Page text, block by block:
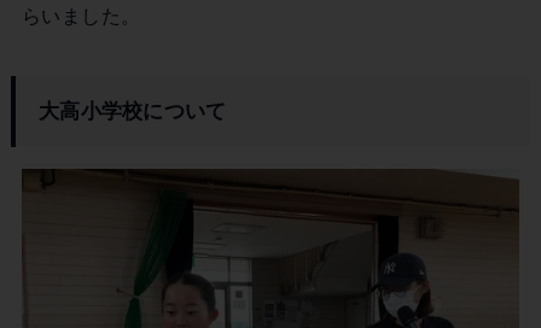
らいました。
大高小学校について